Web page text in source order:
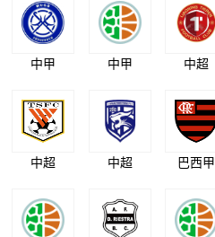
中甲 中甲 中超
中超 中超 巴西甲